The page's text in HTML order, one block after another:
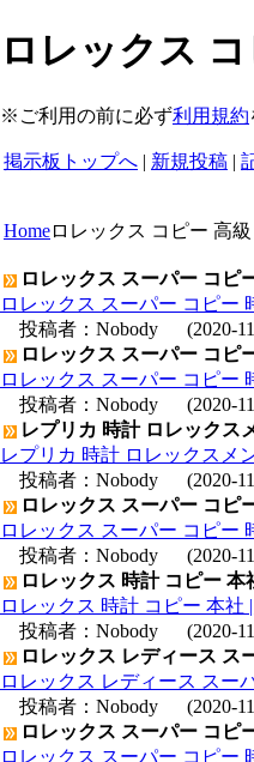
ロレックス
※ご利用の前に必ず利用規約
掲示板トップへ | 新規投稿 |
Homeロレックス コピー 高
ロレックス スーパー コピ
ロレックス スーパー コピー
投稿者： Nobody (2020-
ロレックス スーパー コピ
ロレックス スーパー コピー
投稿者： Nobody (2020-
レプリカ 時計 ロレックス
レプリカ 時計 ロレックスメ
投稿者： Nobody (2020-
ロレックス スーパー コピ
ロレックス スーパー コピー
投稿者： Nobody (2020-
ロレックス 時計 コピー
ロレックス 時計 コピー 本社
投稿者： Nobody (2020-
ロレックス レディース ス
ロレックス レディース スー
投稿者： Nobody (2020-
ロレックス スーパー コピ
ロレックス スーパー コピー